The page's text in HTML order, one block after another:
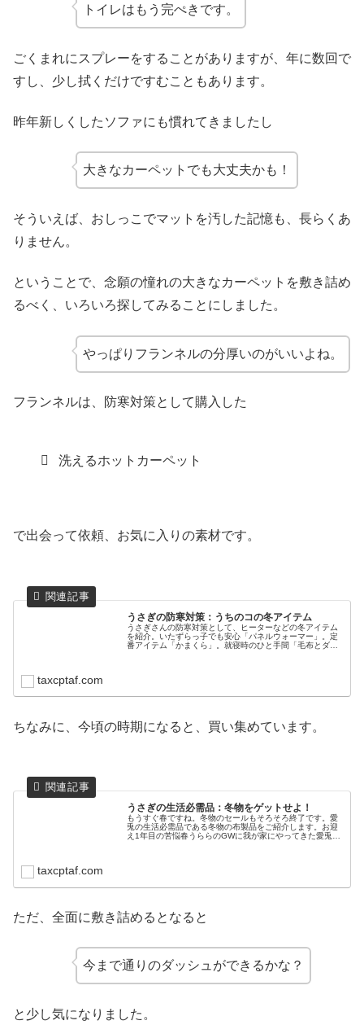
トイレはもう完ぺきです。
ごくまれにスプレーをすることがありますが、年に数回で
すし、少し拭くだけですむこともあります。
昨年新しくしたソファにも慣れてきましたし
大きなカーペットでも大丈夫かも！
そういえば、おしっこでマットを汚した記憶も、長らくあ
りません。
ということで、念願の憧れの大きなカーペットを敷き詰め
るべく、いろいろ探してみることにしました。
やっぱりフランネルの分厚いのがいいよね。
フランネルは、防寒対策として購入した
洗えるホットカーペット
で出会って依頼、お気に入りの素材です。
うさぎの防寒対策：うちのコの冬アイテム
うさぎさんの防寒対策として、ヒーターなどの冬アイテム
を紹介。いたずらっ子でも安心「パネルウォーマー」。定
番アイテム「かまくら」。就寝時のひと手間「毛布とダン
taxcptaf.com
ちなみに、今頃の時期になると、買い集めています。
うさぎの生活必需品：冬物をゲットせよ！
もうすぐ春ですね。冬物のセールもそろそろ終了です。愛
兎の生活必需品である冬物の布製品をご紹介します。お迎
え1年目の苦悩春うららのGWに我が家にやってきた愛兎。
taxcptaf.com
ただ、全面に敷き詰めるとなると
今まで通りのダッシュができるかな？
と少し気になりました。